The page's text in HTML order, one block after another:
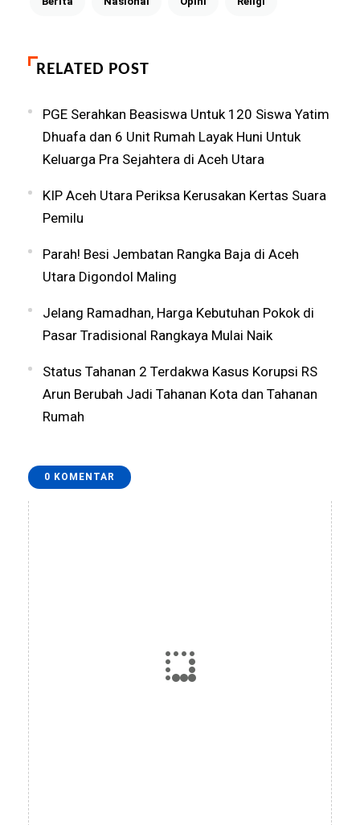
RELATED POST
PGE Serahkan Beasiswa Untuk 120 Siswa Yatim
Dhuafa dan 6 Unit Rumah Layak Huni Untuk
Keluarga Pra Sejahtera di Aceh Utara
KIP Aceh Utara Periksa Kerusakan Kertas Suara
Pemilu
Parah! Besi Jembatan Rangka Baja di Aceh
Utara Digondol Maling
Jelang Ramadhan, Harga Kebutuhan Pokok di
Pasar Tradisional Rangkaya Mulai Naik
Status Tahanan 2 Terdakwa Kasus Korupsi RS
Arun Berubah Jadi Tahanan Kota dan Tahanan
Rumah
0 KOMENTAR